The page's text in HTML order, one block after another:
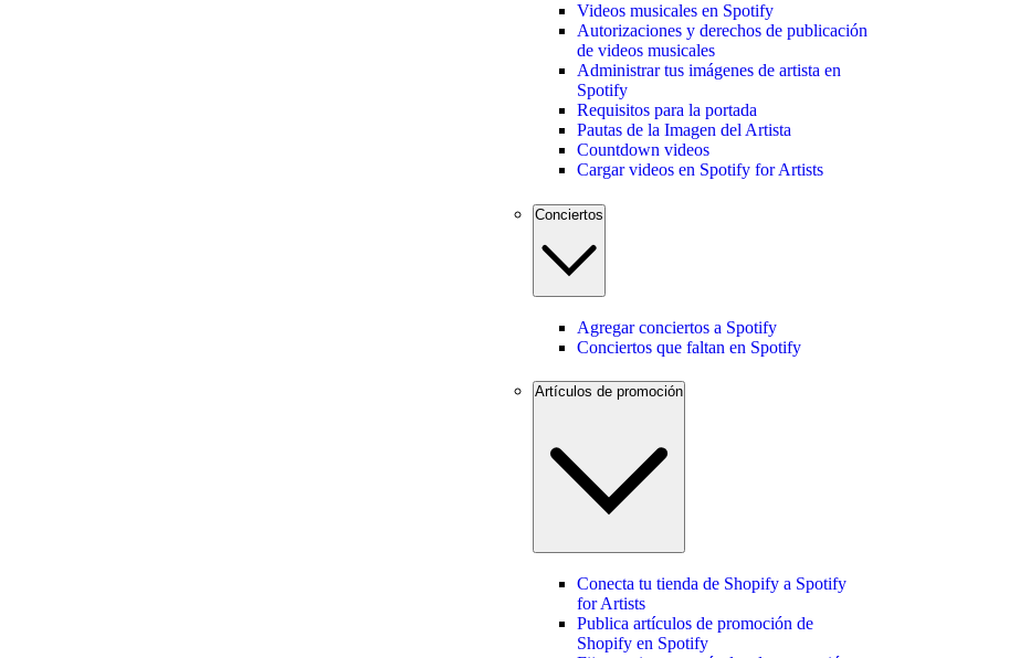
Videos musicales en Spotify
Autorizaciones y derechos de publicación
de videos musicales
Administrar tus imágenes de artista en
Spotify
Requisitos para la portada
Pautas de la Imagen del Artista
Countdown videos
Cargar videos en Spotify for Artists
Conciertos
Agregar conciertos a Spotify
Conciertos que faltan en Spotify
Artículos de promoción
Conecta tu tienda de Shopify a Spotify
for Artists
Publica artículos de promoción de
Shopify en Spotify